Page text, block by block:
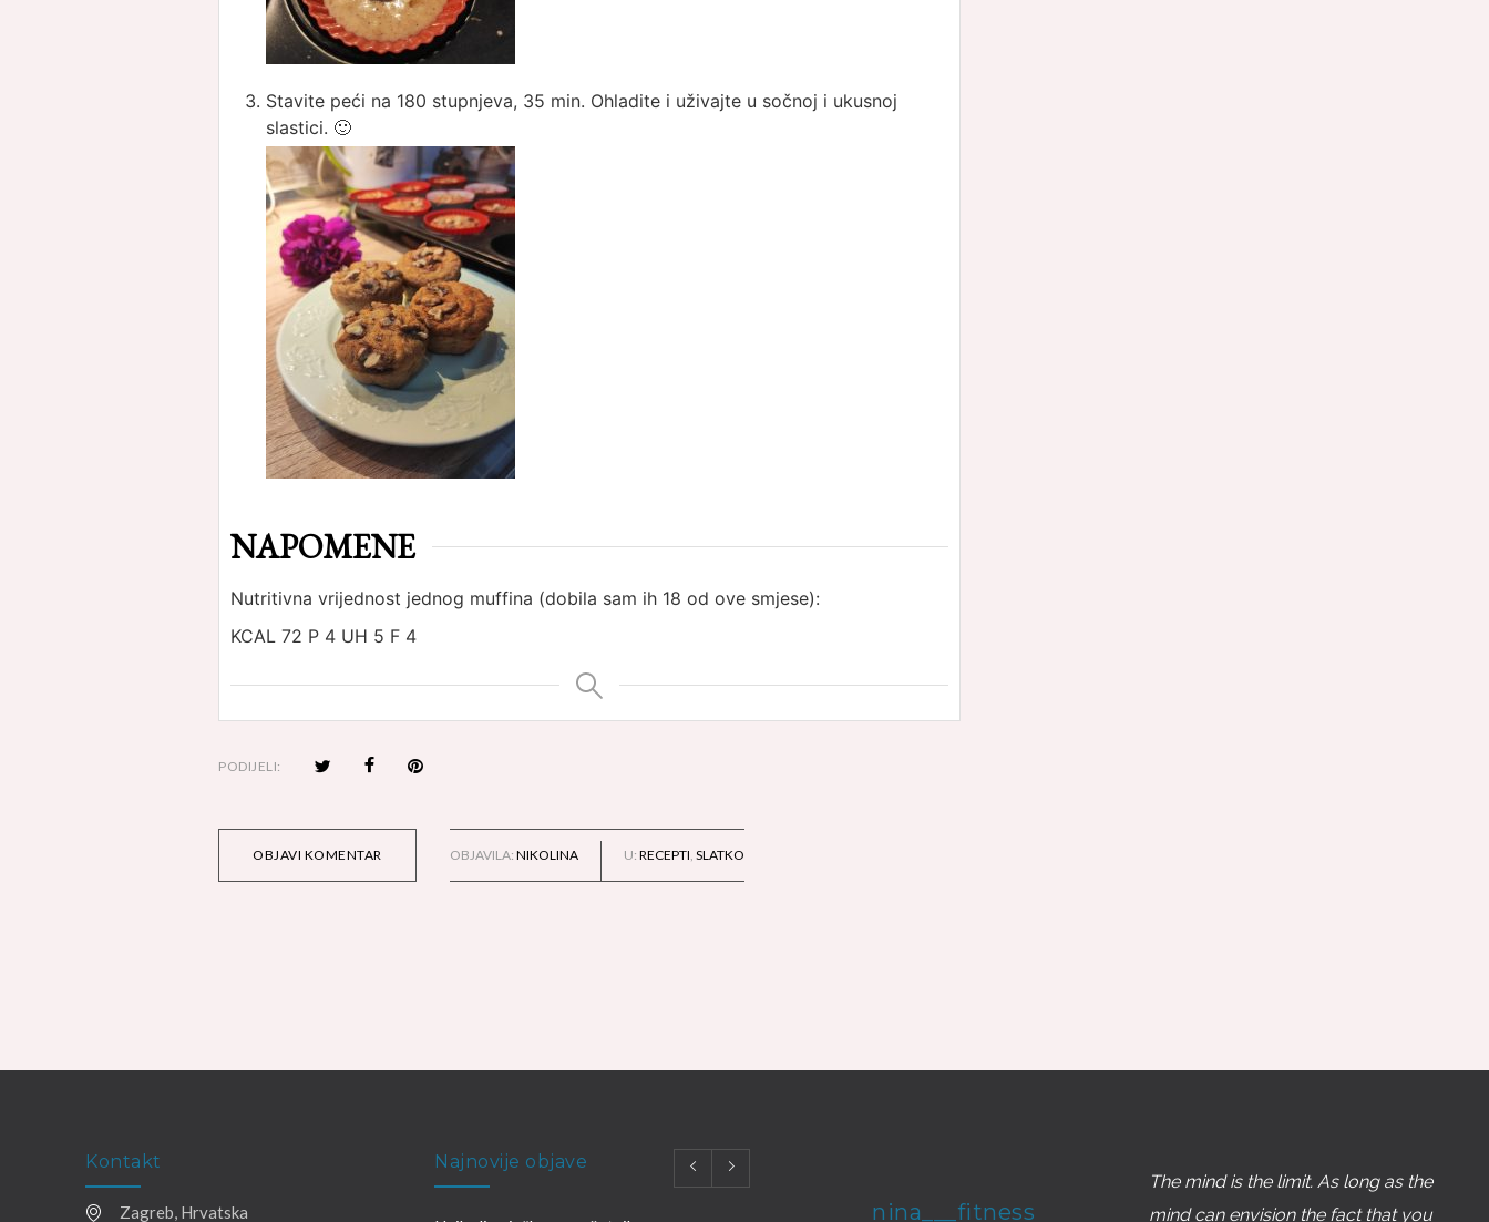
Stavite peći na 180 stupnjeva, 35 min. Ohladite i uživajte u sočnoj i ukusnoj
slastici. 🙂
NAPOMENE
Nutritivna vrijednost jednog muffina (dobila sam ih 18 od ove smjese):
KCAL 72 P 4 UH 5 F 4
PODIJELI:
OBJAVI KOMENTAR OBJAVILA: NIKOLINA U: RECEPTI SLATKO
Kontakt
Zagreb, Hrvatska
Najnovije objave
nina___fitness
The mind is the limit. As long as the
mind can envision the fact that you